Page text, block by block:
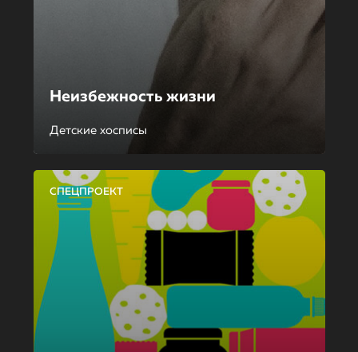
Неизбежность жизни
Детские хосписы
СПЕЦПРОЕКТ